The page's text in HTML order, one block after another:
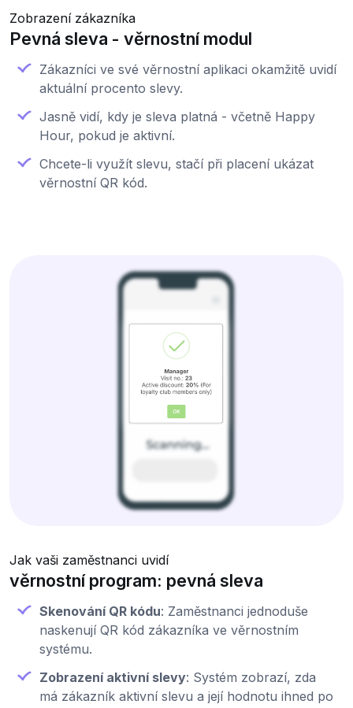
Zobrazení zákazníka
Pevná sleva - věrnostní modul
Zákazníci ve své věrnostní aplikaci okamžitě uvidí
aktuální procento slevy.
Jasně vidí, kdy je sleva platná - včetně Happy
Hour, pokud je aktivní.
Chcete-li využít slevu, stačí při placení ukázat
věrnostní QR kód.
Jak vaši zaměstnanci uvidí
věrnostní program: pevná sleva
Skenování QR kódu: Zaměstnanci jednoduše
naskenují QR kód zákazníka ve věrnostním
systému.
Zobrazení aktivní slevy: Systém zobrazí, zda
má zákazník aktivní slevu a její hodnotu ihned po